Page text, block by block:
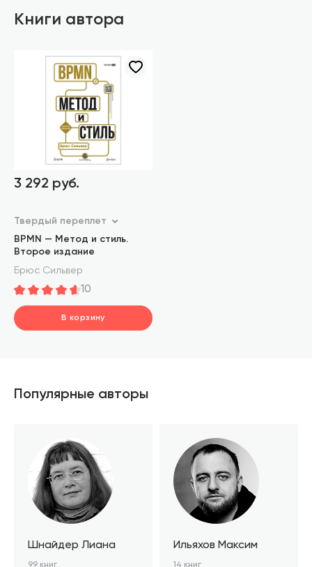
Книги автора
3 292 руб.
Твердый переплет
BPMN — Метод и стиль.
Второе издание
Брюс Сильвер
10
В корзину
Популярные авторы
Шнайдер Лиана
99 книг
Ильяхов Максим
14 книг